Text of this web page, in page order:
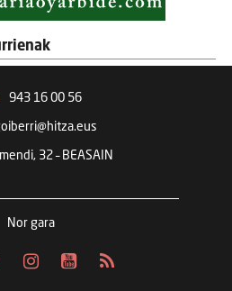
943 16 00 56
32 – BEASAIN
Nor gara